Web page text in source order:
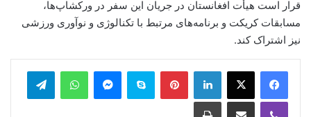
قرار است هیأت افغانستان در جریان این سفر در ورکشاپ‌ها،
مسابقات کریکت و برنامه‌های مرتبط با تکنالوژی و نوآوری ورزشی
نیز اشتراک کند.
LinkedIn
Pinterest
Skype
Messenger
WhatsApp
Viber
Share via Email
Print